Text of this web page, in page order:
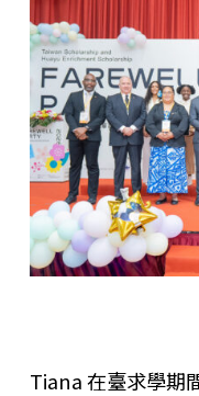
Tiana 在臺求學期